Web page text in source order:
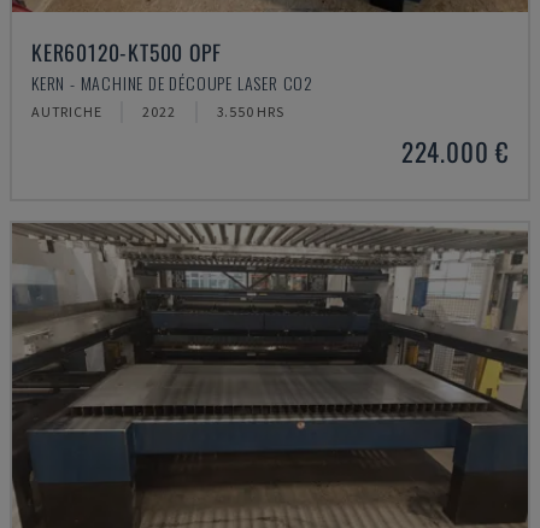
KER60120-KT500 OPF
KERN - MACHINE DE DÉCOUPE LASER CO2
AUTRICHE 2022 3.550 HRS
224.000 €